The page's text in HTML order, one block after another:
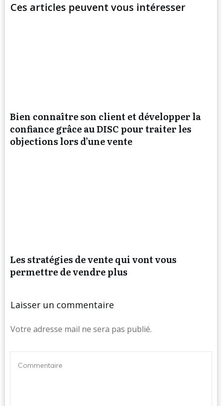
Ces articles peuvent vous intéresser
Bien connaître son client et développer la
confiance grâce au DISC pour traiter les
objections lors d’une vente
Les stratégies de vente qui vont vous
permettre de vendre plus
Laisser un commentaire
Votre adresse mail ne sera pas publié.